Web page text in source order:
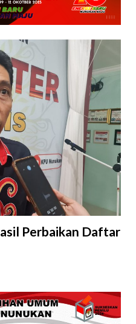
Perbaikan Daftar